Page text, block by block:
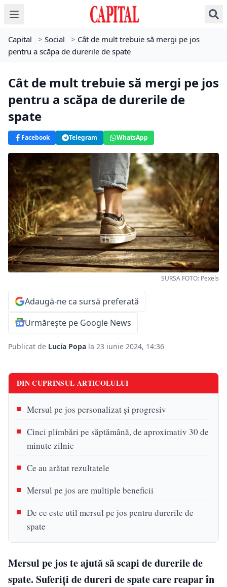
Capital > Social > Cât de mult trebuie să mergi pe jos
pentru a scăpa de durerile de spate
Cât de mult trebuie să mergi pe jos
pentru a scăpa de durerile de
spate
Facebook Telegram WhatsApp
SURSA FOTO: Pexels
Adaugă-ne ca sursă preferată
Urmărește pe Google News
Publicat de Lucia Popa la 23 iunie 2024, 14:36
DIN CUPRINSUL ARTICOLULUI
Mersul pe jos personalizat și progresiv
Cinci plimbări pe săptămână, de aproximativ 30 de
minute zilnic
Ce au arătat rezultatele
Mersul pe jos are multiple beneficii
De ce este util mersul pe jos pentru durerile de
spate
Mersul pe jos te ajută să scapi de durerile de
spate. Suferiți de dureri de spate care reapar în